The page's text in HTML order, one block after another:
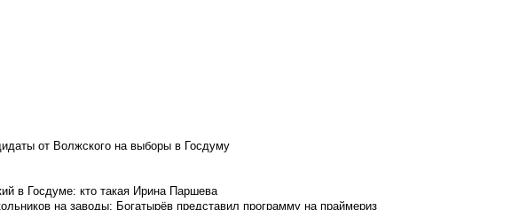
от Волжского на выборы в Госдуму
в Госдуме: кто такая Ирина Паршева
на заводы: Богатырёв представил программу на праймериз